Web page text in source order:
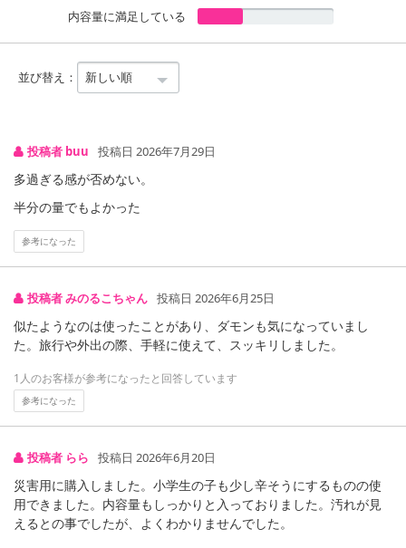
注意事項
※お申込み後のキャンセルはお受けできません。
記載されている内容を必ずご確認いただき、お届けする商品セット
にご納得いただきましたうえでお申し込みください。
※パッケージ変更や商品リニューアル(成分など含む)等により、参考
の掲載画像や画像内のバーコードなど、お届け商品と多少異なる場
合がございます。
合がございます。
あらかじめご了承いただいた上でお申込みください。なお、本理由
によるお申込み後のキャンセル・返品交換は対応いたしかねます。
内容量に満足している
並び替え：
投稿者 buu 投稿日 2026年7月29日
多過ぎる感が否めない。
半分の量でもよかった
参考になった
投稿者 みのるこちゃん 投稿日 2026年6月25日
似たようなのは使ったことがあり、ダモンも気になっていまし
た。旅行や外出の際、手軽に使えて、スッキリしました。
1人のお客様が参考になったと回答しています
参考になった
投稿者 らら 投稿日 2026年6月20日
災害用に購入しました。小学生の子も少し辛そうにするものの使
用できました。内容量もしっかりと入っておりました。汚れが見
えるとの事でしたが、よくわかりませんでした。